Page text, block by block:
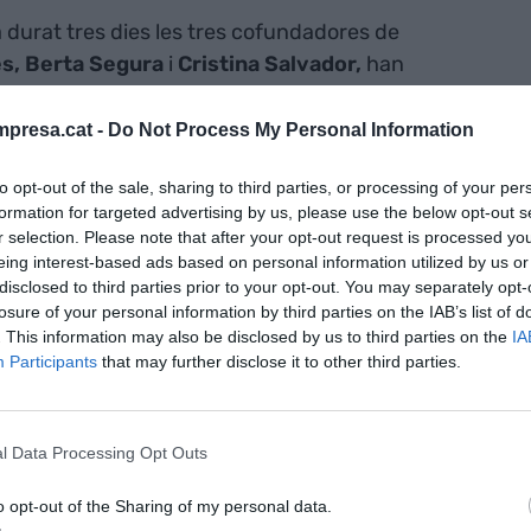
- Do Not Process My Personal Information
opt-out of the sale, sharing to third parties, or processing of your
for targeted advertising by us, please use the below opt-out
selection. Please note that after your opt-out request is processed
interest-based ads based on personal information utilized by us
to third parties prior to your opt-out. You may separately
of your personal information by third parties on the IAB’s list of
This information may also be disclosed by us to third parties on the
Participants that may further disclose it to other third parties.
Data Processing Opt Outs
opt-out of the Sharing of my personal data.
tres dies les tres cofundadores de
Berta Segurai Cristina Salvador, han
totes vinculades amb l'anàlisi d'aquesta (nova)
les marques i les empreses que s'hi vinculen.
diverses executives
Corporate Recruitmenten Grífols;
Attractionen Danone; Georgina de
Teresa Fernández, directora de Recursos
responsable de comunicació corporativa
de les empreses als nous talents són
empoderar a les dones joves per a
i fomentar la seva autoconfiança i impulsar
ha afirmat Berrido. "Les i els joves